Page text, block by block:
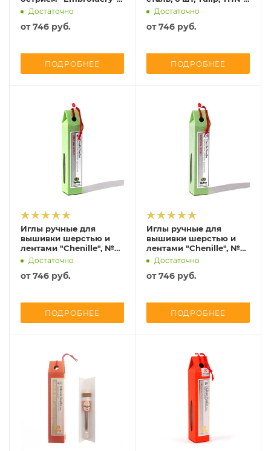
№ 12 (0,41*29 мм), сталь,
4 шт, Tulip, THN-091e
Достаточно
от746 руб.
ПОДРОБНЕЕ
089e
Достаточно
от746 руб.
ПОДРОБНЕЕ
Иглы ручные для
вышивки шерстью и
лентами "Chenille", №
22 (0,89*40 мм), сталь, 6
шт, Tulip, THN-086e
Достаточно
от746 руб.
ПОДРОБНЕЕ
Иглы ручные для
вышивки шерстью и
лентами "Chenille", №
20 (1,07*45,5 мм), сталь,
6 шт, Tulip, THN-085e
Достаточно
от746 руб.
ПОДРОБНЕЕ